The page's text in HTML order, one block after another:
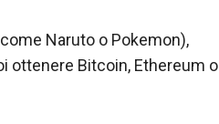
Naruto o Pokemon),
ottenere Bitcoin, Ethereum o